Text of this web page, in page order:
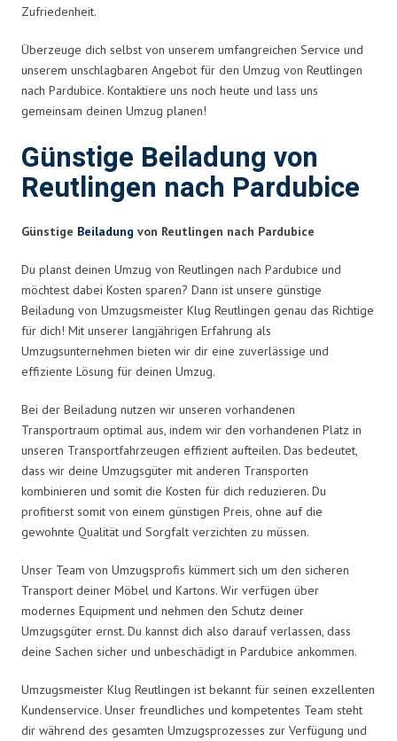
Zufriedenheit.
Überzeuge dich selbst von unserem umfangreichen Service und
unserem unschlagbaren Angebot für den Umzug von Reutlingen
nach Pardubice. Kontaktiere uns noch heute und lass uns
gemeinsam deinen Umzug planen!
Günstige Beiladung von
Reutlingen nach Pardubice
Günstige Beiladung von Reutlingen nach Pardubice
Du planst deinen Umzug von Reutlingen nach Pardubice und
möchtest dabei Kosten sparen? Dann ist unsere günstige
Beiladung von Umzugsmeister Klug Reutlingen genau das Richtige
für dich! Mit unserer langjährigen Erfahrung als
Umzugsunternehmen bieten wir dir eine zuverlässige und
effiziente Lösung für deinen Umzug.
Bei der Beiladung nutzen wir unseren vorhandenen
Transportraum optimal aus, indem wir den vorhandenen Platz in
unseren Transportfahrzeugen effizient aufteilen. Das bedeutet,
dass wir deine Umzugsgüter mit anderen Transporten
kombinieren und somit die Kosten für dich reduzieren. Du
profitierst somit von einem günstigen Preis, ohne auf die
gewohnte Qualität und Sorgfalt verzichten zu müssen.
Unser Team von Umzugsprofis kümmert sich um den sicheren
Transport deiner Möbel und Kartons. Wir verfügen über
modernes Equipment und nehmen den Schutz deiner
Umzugsgüter ernst. Du kannst dich also darauf verlassen, dass
deine Sachen sicher und unbeschädigt in Pardubice ankommen.
Umzugsmeister Klug Reutlingen ist bekannt für seinen exzellenten
Kundenservice. Unser freundliches und kompetentes Team steht
dir während des gesamten Umzugsprozesses zur Verfügung und